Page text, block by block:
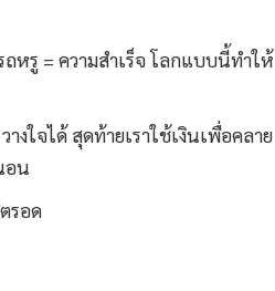
หรู = ความสำเร็จ โลกแบบนี้ทำให้
งใจได้ สุดท้ายเราใช้เงินเพื่อคลาย
อน
รอด